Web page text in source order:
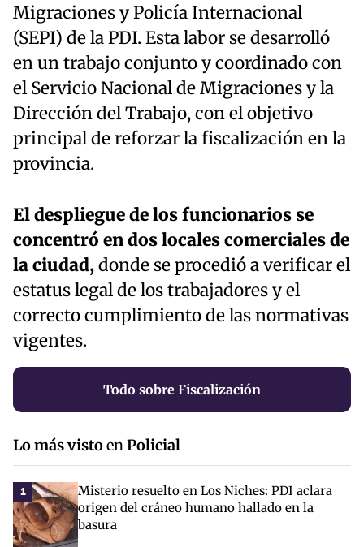
Migraciones y Policía Internacional
(SEPI) de la PDI. Esta labor se desarrolló
en un trabajo conjunto y coordinado con
el Servicio Nacional de Migraciones y la
Dirección del Trabajo, con el objetivo
principal de reforzar la fiscalización en la
provincia.
El despliegue de los funcionarios se
concentró en dos locales comerciales de
la ciudad,donde se procedió a verificar el
estatus legal de los trabajadores y el
correcto cumplimiento de las normativas
vigentes.
Todo sobre Fiscalización
Lo más vistoenPolicial
1
Misterio resuelto en Los Niches: PDI aclara
origen del cráneo humano hallado en la
basura